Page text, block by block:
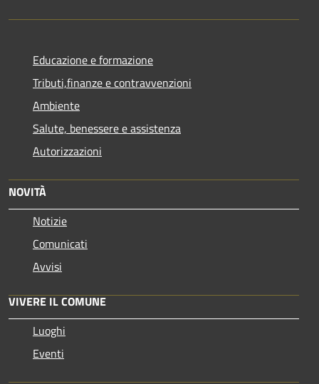
Educazione e formazione
Tributi,finanze e contravvenzioni
Ambiente
Salute, benessere e assistenza
Autorizzazioni
NOVITÀ
Notizie
Comunicati
Avvisi
VIVERE IL COMUNE
Luoghi
Eventi